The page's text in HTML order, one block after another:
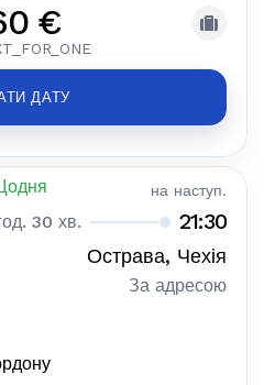
€
ДАТУ
на наступ.
30 хв. 21:30
Острава, Чехія
За адресою